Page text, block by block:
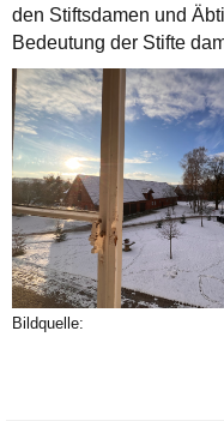
den Stiftsdamen und
Bedeutung der Stifte
Bildquelle: